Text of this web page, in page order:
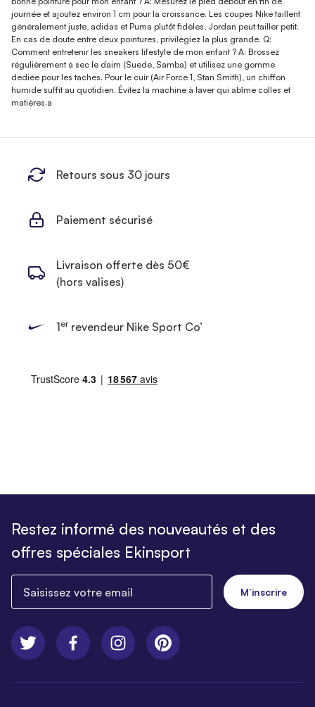
journée et ajoutez environ 1 cm pour la croissance. Les coupes Nike taillent
généralement juste, adidas et Puma plutôt fidèles, Jordan peut tailler petit.
En cas de doute entre deux pointures, privilégiez la plus grande. Q:
Comment entretenir les sneakers lifestyle de mon enfant ? A: Brossez
régulièrement à sec le daim (Suede, Samba) et utilisez une gomme
dédiée pour les taches. Pour le cuir (Air Force 1, Stan Smith), un chiffon
humide suffit au quotidien. Évitez la machine à laver qui abîme colles et
matières.a
Retours sous 30 jours
Paiement sécurisé
Livraison offerte dès 50€
(hors valises)
1errevendeur Nike Sport Co’
Restez informé des nouveautés et des
offres spéciales Ekinsport
M’inscrire